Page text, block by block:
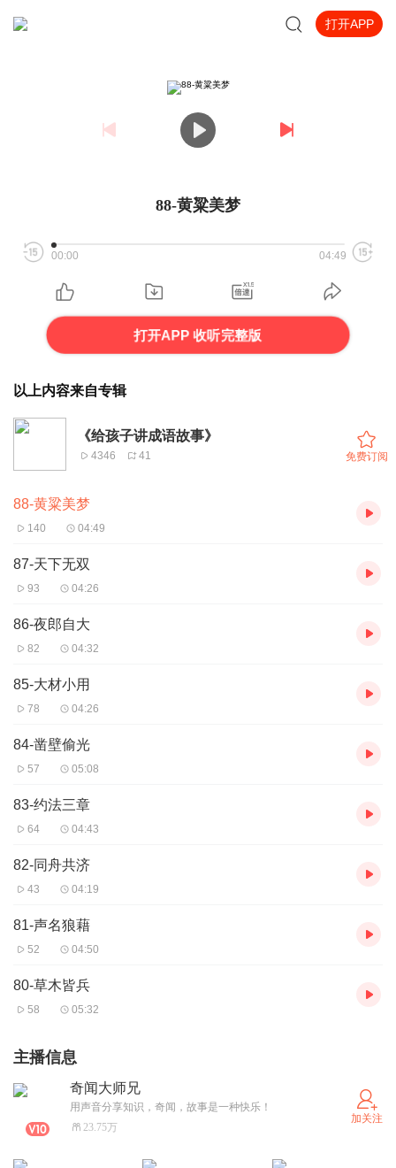
打开APP
88-黄粱美梦
00:00 04:49
打开APP 收听完整版
以上内容来自专辑
《给孩子讲成语故事》
4346 41 免费订阅
88-黄粱美梦
140 04:49
87-天下无双
93 04:26
86-夜郎自大
82 04:32
85-大材小用
78 04:26
84-凿壁偷光
57 05:08
83-约法三章
64 04:43
82-同舟共济
43 04:19
81-声名狼藉
52 04:50
80-草木皆兵
58 05:32
主播信息
奇闻大师兄
用声音分享知识，奇闻，故事是一种快乐！
23.75万
加关注